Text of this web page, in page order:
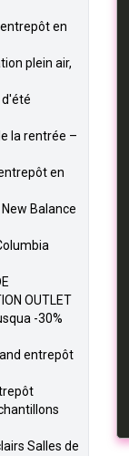
en
plein air,
la rentrée –
en
Balance
OUTLET
-30%
entrepôt
Salles de